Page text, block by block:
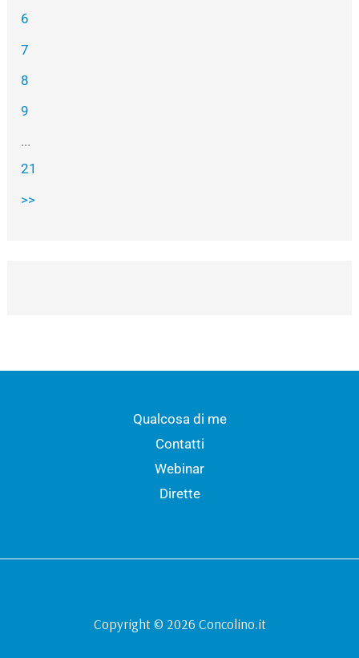
6
7
8
9
...
21
>>
Qualcosa di me
Contatti
Webinar
Dirette
Copyright © 2026 Concolino.it